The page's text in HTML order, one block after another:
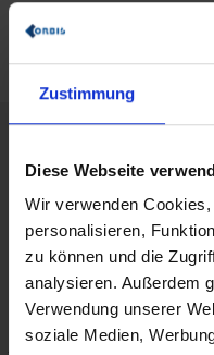
Zustimmung
Diese Webseite
Wir verwenden
personalisieren,
zu können und die
analysieren. Außerdem
Verwendung unserer
soziale Medien,
werden nun einheitlich,
Cloud verwaltet –
© BEUMER GROUP
„So entsteht genau die